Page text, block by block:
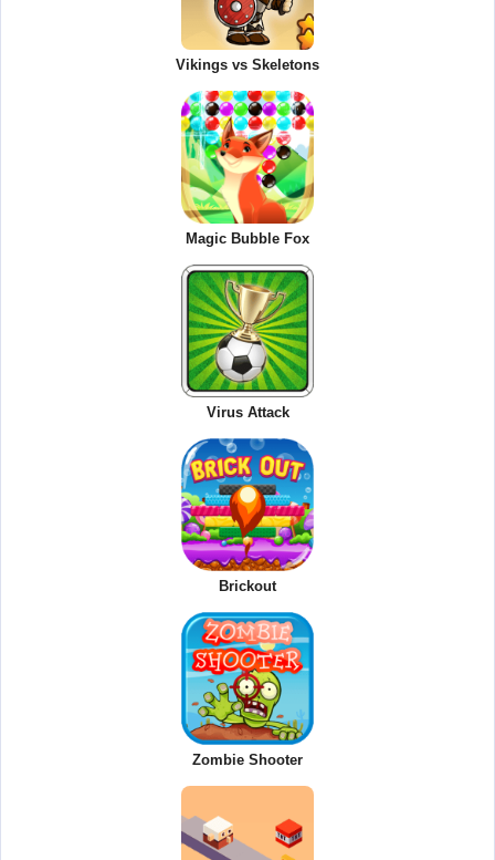
Vikings vs Skeletons
Magic Bubble Fox
Virus Attack
Brickout
Zombie Shooter